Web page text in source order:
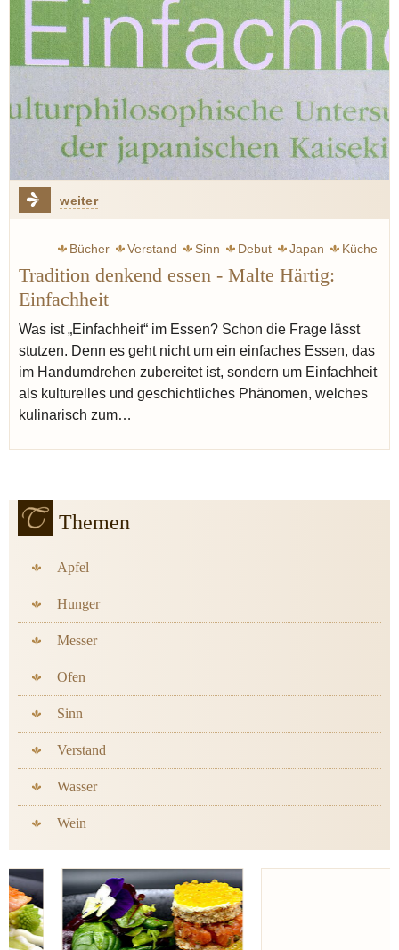
weiter
Bücher Verstand Sinn Debut Japan
Küche
Moderne
Tradition denkend essen - Malte Härtig:
Einfachheit
Was ist „Einfachheit“ im Essen? Schon die Frage lässt
stutzen. Denn es geht nicht um ein einfaches Essen, das
im Handumdrehen zubereitet ist, sondern um Einfachheit
als kulturelles und geschichtliches Phänomen, welches
kulinarisch zum…
Themen
Apfel
Hunger
Messer
Ofen
Sinn
Verstand
Wasser
Wein